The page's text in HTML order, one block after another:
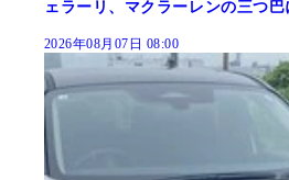
ェラーリ、マクラーレンの三つ
2026年08月07日 08:00